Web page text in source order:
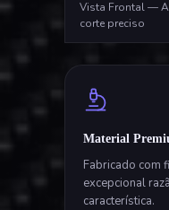
Vista Frontal —
corte preciso
Material
Fabricado com
excepcional
característica.